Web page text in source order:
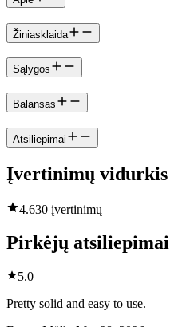
Žiniasklaida
Sąlygos
Balansas
Atsiliepimai
Įvertinimų vidurkis
4.630 įvertinimų
Pirkėjų atsiliepimai
5.0
Pretty solid and easy to use.